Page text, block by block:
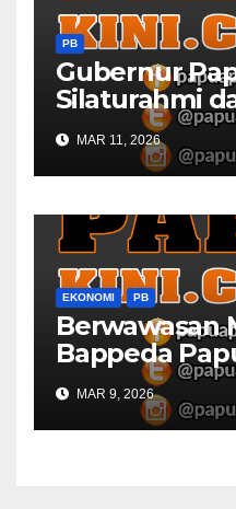
PB
Gubernur
Silaturahmi
Bersama DPR
Mendagri di
MAR 11, 2026
EKONOMI PB
Berwawasan
Bappeda
Konsultasi
MAR 9, 2026